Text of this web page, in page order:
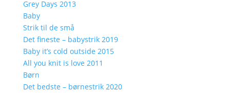
Grey Days 2013
Baby
Strik til de små
Det fineste – babystrik 2019
Baby it’s cold outside 2015
All you knit is love 2011
Børn
Det bedste – børnestrik 2020